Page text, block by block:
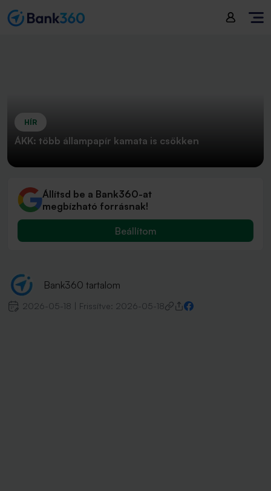
HÍR
ÁKK: több állampapír kamata is csökken
Állítsd be a Bank360-at
megbízható forrásnak!
Beállítom
Bank360 tartalom
2026-05-18 Frissítve: 2026-05-18